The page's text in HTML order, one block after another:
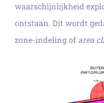
waarschijnlijkheid
ontstaan. Dit wordt
zone-indeling of area